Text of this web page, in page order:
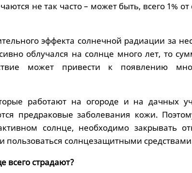
не так часто – может быть, всего 1%
эффекта солнечной радиации за
облучался на солнце много лет, то
может привести к появлению
работают на огороде и на дачных
предраковые заболевания кожи.
солнце, необходимо закрывать
пользоваться солнцезащитными
всего страдают?